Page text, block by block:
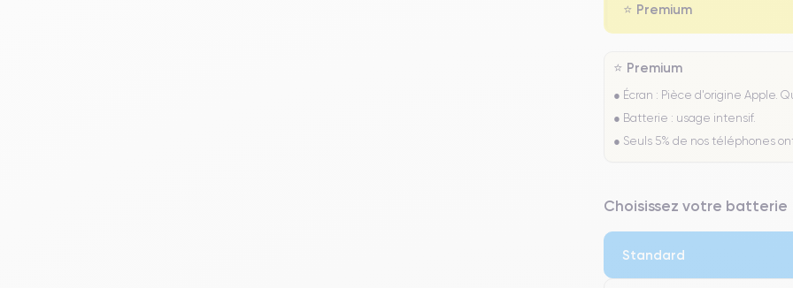
⭐ Premium
⭐ Premium
● Écran : Pièce d'origine Apple.
● Batterie : usage intensif.
● Seuls 5% de nos téléphones
Choisissez votre batterie
Standard